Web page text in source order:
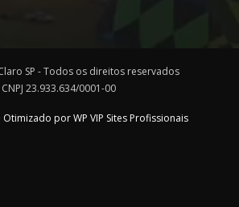
SP - Todos os direitos reservados
CNPJ 23.933.634/0001-00
por WP VIP Sites Profissionais